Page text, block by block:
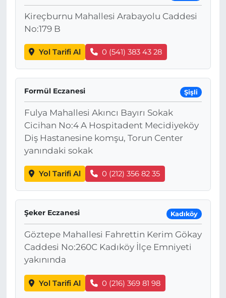
Kireçburnu Mahallesi Arabayolu Caddesi
No:179 B
Yol Tarifi Al 0 (541) 383 43 28
Formül Eczanesi Şişli
Fulya Mahallesi Akıncı Bayırı Sokak
Cicihan No:4 A Hospitadent Mecidiyeköy
Diş Hastanesine komşu, Torun Center
yanındaki sokak
Yol Tarifi Al 0 (212) 356 82 35
Şeker Eczanesi Kadıköy
Göztepe Mahallesi Fahrettin Kerim Gökay
Caddesi No:260C Kadıköy İlçe Emniyeti
yakınında
Yol Tarifi Al 0 (216) 369 81 98